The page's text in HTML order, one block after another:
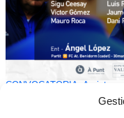
CONVOCATORIA: Amistoso
de fútbol ante el CF At.